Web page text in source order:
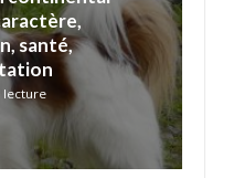
santé,
lecture